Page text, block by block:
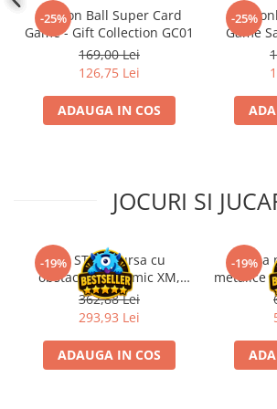
Disney Lorcana
Altered
Star Wars Unlimited
UniVersus CCG
Neverrift TCG
Magic The Gathering TCG
One Piece Card Game
Colectii Oficiale Topps si Panini si
altele
Final Fantasy
Grand Archive TCG
Alte TCG-uri
-25%
Dragon Ball Super Card
Game - Gift Collection GC01
169,00 Lei
126,75 Lei
ADAUGA IN COS
-25%
Game
JOCURI SI
-19%Kit STEM Cursa cu
obstacole Dynamic XM,
Fischertechnik
362,88 Lei
293,93 Lei
ADAUGA IN COS
-19%
Trusa
metalice